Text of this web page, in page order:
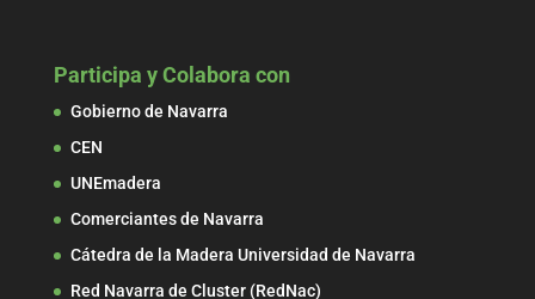
Participa y Colabora con
Gobierno de Navarra
CEN
UNEmadera
Comerciantes de Navarra
Cátedra de la Madera Universidad de Navarra
Red Navarra de Cluster (RedNac)